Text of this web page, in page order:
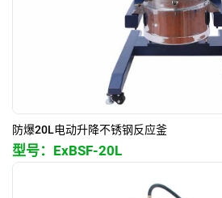
防爆20L电动升降不锈钢反应釜
型号： ExBSF-20L